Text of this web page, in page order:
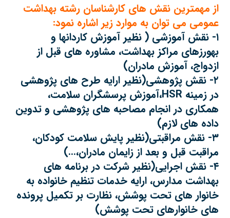
از مهمترین نقش های کارشناسانرشته بهداشت
عمومی می توان به موارد زیر اشاره نمود:
۱- نقش آموزشی ( نظیر آموزش کاردانها و
بهورزهای مراکز بهداشت، مشاوره های قبل از
ازدواج، آموزش مادران)
۲- نقش پژوهشی(نظیر ارایه طرح های پژوهشی
در زمینه HSR،آموزش پرسشگران سلامت،
همکاری در انجام مصاحبه های پژوهشی و تدوین
داده های لازم)
۳- نقش مراقبتی(نظیر پایش سلامت کودکان،
مراقبت قبل و بعد از زایمان مادران،…)
۴- نقش اجرایی(نظیر شرکت در برنامه های
بهداشت مدارس، ارایه خدمات تنظیم خانواده به
خانوار های تحت پوشش، نظارت بر تکمیل پرونده
های خانوارهای تحت پوشش)